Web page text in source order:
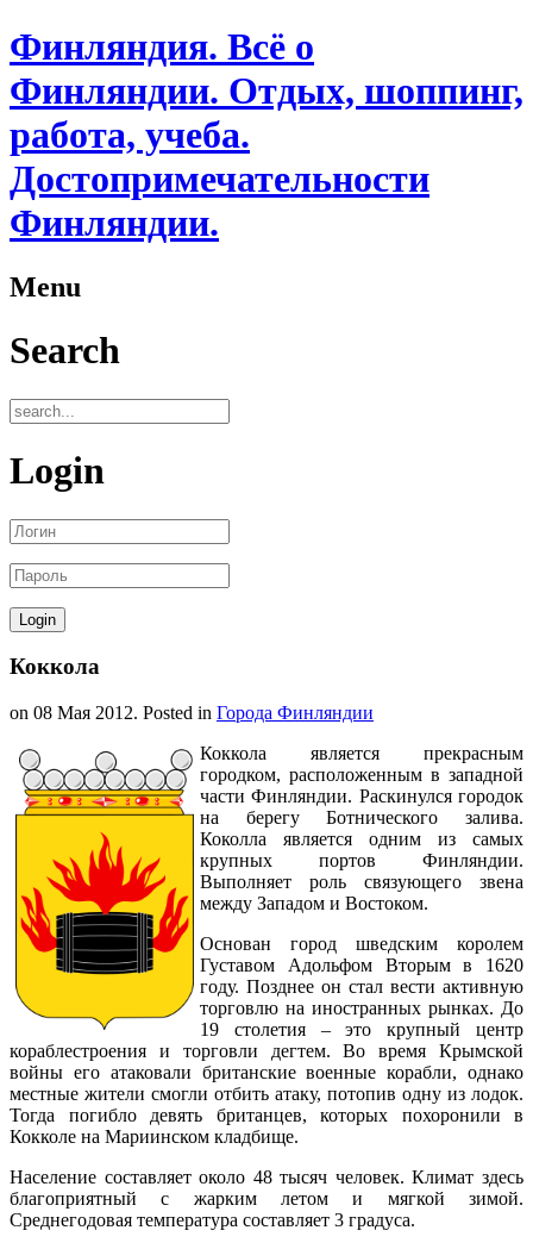
Финляндия. Всё о
Финляндии. Отдых, шоппинг,
работа, учеба.
Достопримечательности
Финляндии.
Menu
Search
Login
Коккола
on 08 Мая 2012. Posted in Города Финляндии
Коккола является прекрасным
городком, расположенным в западной
части Финляндии. Раскинулся городок
на берегу Ботнического залива.
Коколла является одним из самых
крупных портов Финляндии.
Выполняет роль связующего звена
между Западом и Востоком.
Основан город шведским королем
Густавом Адольфом Вторым в 1620
году. Позднее он стал вести активную
торговлю на иностранных рынках. До
19 столетия – это крупный центр
кораблестроения и торговли дегтем. Во время Крымской
войны его атаковали британские военные корабли, однако
местные жители смогли отбить атаку, потопив одну из лодок.
Тогда погибло девять британцев, которых похоронили в
Кокколе на Мариинском кладбище.
Население составляет около 48 тысяч человек. Климат здесь
благоприятный с жарким летом и мягкой зимой.
Среднегодовая температура составляет 3 градуса.